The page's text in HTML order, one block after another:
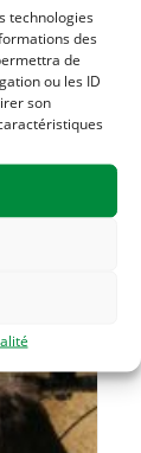
technologies
des
de
ou les ID
son